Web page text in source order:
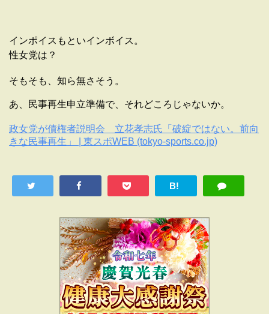
インポイスもといインボイス。
性女党は？
そもそも、知ら無さそう。
あ、民事再生申立準備で、それどころじゃないか。
政女党が債権者説明会 立花孝志氏「破綻ではない。前向
きな民事再生」 | 東スポWEB (tokyo-sports.co.jp)
B!